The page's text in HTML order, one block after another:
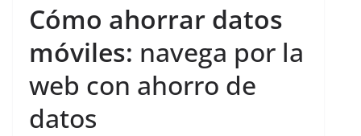
Cómo ahorrar datos
móviles: navega por la
web con ahorro de
datos